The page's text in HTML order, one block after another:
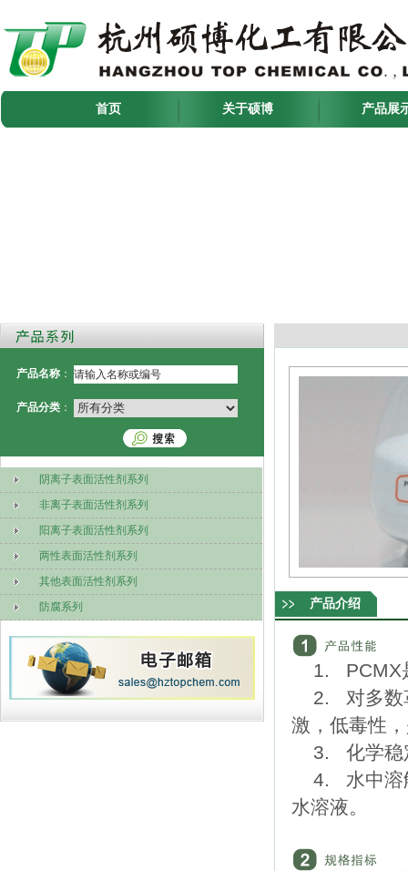
首页 关于硕博 产品展
产品名称 ：
产品分类 ：
阴离子表面活性剂系列
非离子表面活性剂系列
阳离子表面活性剂系列
两性表面活性剂系列
其他表面活性剂系列
防腐系列
产品介绍
1. PCMX
2. 对多数
激，低毒性
3. 化学稳
4. 水中溶
水溶液。